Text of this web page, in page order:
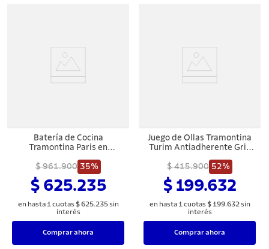
Batería de Cocina
Tramontina Paris en
Interno y Externo
Antiadherente Starflon Max
Rojo 14 Piezas
$ 961.900 35%
$ 625.235
en hasta 1 cuotas $ 625.235sin
interés
Comprar ahora
Juego de Ollas Tramontina
Turim Antiadherente Gris
$ 415.900 52%
$ 199.632
en hasta 1 cuotas $ 199.632sin
interés
Comprar ahora